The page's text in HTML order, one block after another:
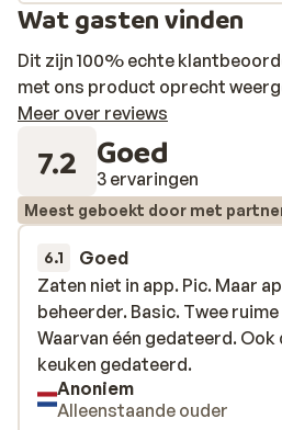
Wat gasten vinden
Dit zijn 100% echte
met ons product oprecht
Meer over reviews
7.2 Goed
3 ervaringen
Meest geboekt door met
6.1 Goed
Zaten niet in app. Pic. Maar
beheerder. Basic. Twee
Waarvan één gedateerd. Ook
keuken gedateerd.
Zaten niet in app. Pic. Maar
beheerder. Basic. Twee
Waarvan één gedateerd. Ook
keuken gedateerd.
Anoniem
Alleenstaande ouder